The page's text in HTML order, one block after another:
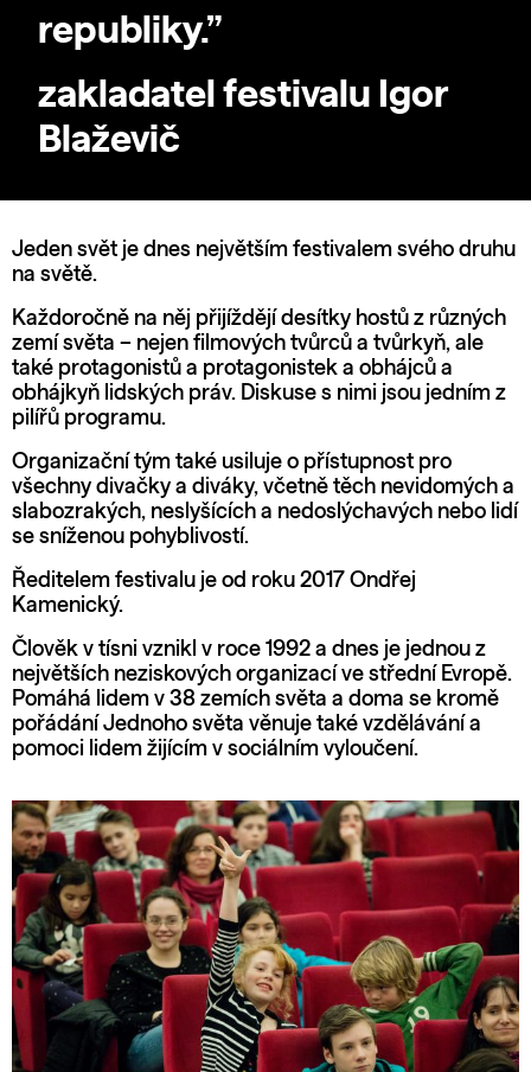
republiky.”
zakladatel festivalu Igor
Blaževič
Jeden svět je dnes největším festivalem svého druhu
na světě.
Každoročně na něj přijíždějí desítky hostů z různých
zemí světa – nejen filmových tvůrců a tvůrkyň, ale
také protagonistů a protagonistek a obhájců a
obhájkyň lidských práv. Diskuse s nimi jsou jedním z
pilířů programu.
Organizační tým také usiluje o přístupnost pro
všechny divačky a diváky, včetně těch nevidomých a
slabozrakých, neslyšících a nedoslýchavých nebo lidí
se sníženou pohyblivostí.
Ředitelem festivalu je od roku 2017 Ondřej
Kamenický.
Člověk v tísni vznikl v roce 1992 a dnes je jednou z
největších neziskových organizací ve střední Evropě.
Pomáhá lidem v 38 zemích světa a doma se kromě
pořádání Jednoho světa věnuje také vzdělávání a
pomoci lidem žijícím v sociálním vyloučení.